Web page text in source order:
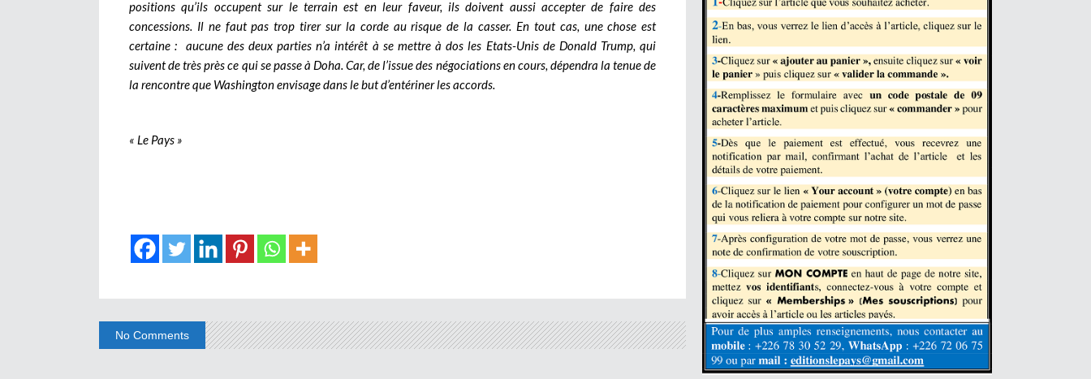
positions qu’ils occupent sur le terrain est en leur faveur, ils doivent aussi accepter de faire des
concessions. Il ne faut pas trop tirer sur la corde au risque de la casser. En tout cas, une chose est
certaine : aucune des deux parties n’a intérêt à se mettre à dos les Etats-Unis de Donald Trump, qui
suivent de très près ce qui se passe à Doha. Car, de l’issue des négociations en cours, dépendra la tenue de
la rencontre que Washington envisage dans le but d’entériner les accords.
« Le Pays »
No Comments